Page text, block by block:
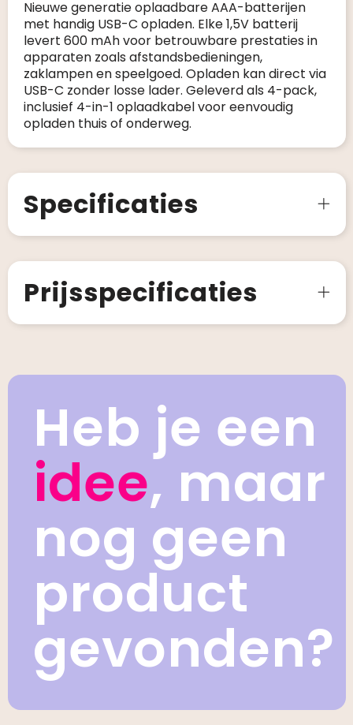
Nieuwe generatie oplaadbare AAA-batterijen
met handig USB-C opladen. Elke 1,5V batterij
levert 600 mAh voor betrouwbare prestaties in
apparaten zoals afstandsbedieningen,
zaklampen en speelgoed. Opladen kan direct via
USB-C zonder losse lader. Geleverd als 4-pack,
inclusief 4-in-1 oplaadkabel voor eenvoudig
opladen thuis of onderweg.
Specificaties
Prijsspecificaties
Heb je een
idee, maar
nog geen
product
gevonden?